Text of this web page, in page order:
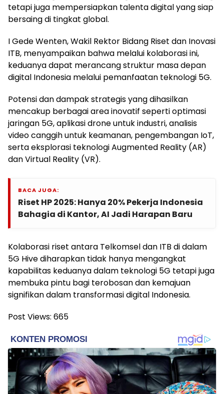
tetapi juga mempersiapkan talenta digital yang siap
bersaing di tingkat global.
I Gede Wenten, Wakil Rektor Bidang Riset dan Inovasi
ITB, menyampaikan bahwa melalui kolaborasi ini,
keduanya dapat merancang struktur masa depan
digital Indonesia melalui pemanfaatan teknologi 5G.
Potensi dan dampak strategis yang dihasilkan
mencakup berbagai area inovatif seperti optimasi
jaringan 5G, aplikasi drone untuk industri, analisis
video canggih untuk keamanan, pengembangan IoT,
serta eksplorasi teknologi Augmented Reality (AR)
dan Virtual Reality (VR).
BACA JUGA:
Riset HP 2025: Hanya 20% Pekerja Indonesia
Bahagia di Kantor, AI Jadi Harapan Baru
Kolaborasi riset antara Telkomsel dan ITB di dalam
5G Hive diharapkan tidak hanya mengangkat
kapabilitas keduanya dalam teknologi 5G tetapi juga
membuka pintu bagi terobosan dan kemajuan
signifikan dalam transformasi digital Indonesia.
Post Views: 665